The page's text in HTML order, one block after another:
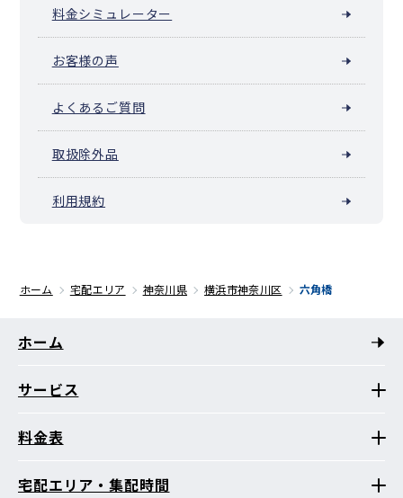
料金シミュレーター
お客様の声
よくあるご質問
取扱除外品
利用規約
ホーム 宅配エリア 神奈川県 横浜市神奈川区 六角橋
ホーム
サービス
料金表
宅配エリア・集配時間